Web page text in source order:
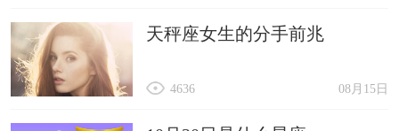
天秤座女生的分手前兆
08月15日
4636